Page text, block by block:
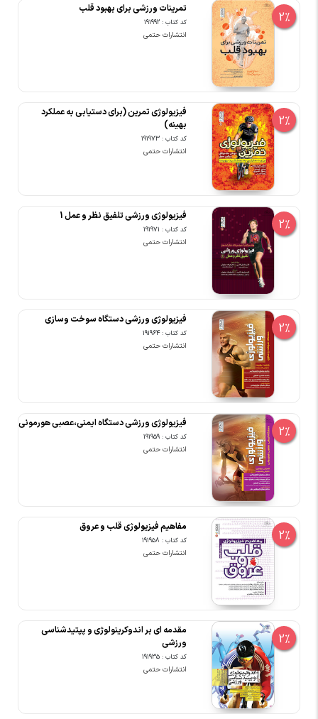
2%
تمرینات ورزشی برای بهبود قلب
کد کتاب : 191992
انتشارات حتمی
2%
فیزیولوژی تمرین (برای دستیابی به عملکرد
بهینه)
کد کتاب : 191973
انتشارات حتمی
2%
فیزیولوژی ورزشی تلفیق نظر و عمل 1
کد کتاب : 191971
انتشارات حتمی
2%
فیزیولوژی ورزشی دستگاه سوخت وسازی
کد کتاب : 191964
انتشارات حتمی
2%
فیزیولوژی ورزشی دستگاه ایمنی،عصبی هورمونی
کد کتاب : 191959
انتشارات حتمی
2%
مفاهیم فیزیولوژی قلب و عروق
کد کتاب : 191958
انتشارات حتمی
2%
مقدمه ای بر اندوکرینولوژی و پپتیدشناسی
ورزشی
کد کتاب : 191935
انتشارات حتمی